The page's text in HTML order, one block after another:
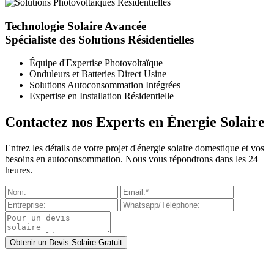
Technologie Solaire Avancée
Spécialiste des Solutions Résidentielles
Équipe d'Expertise Photovoltaïque
Onduleurs et Batteries Direct Usine
Solutions Autoconsommation Intégrées
Expertise en Installation Résidentielle
Contactez nos Experts en Énergie Solaire
Entrez les détails de votre projet d'énergie solaire domestique et vos
besoins en autoconsommation. Nous vous répondrons dans les 24
heures.